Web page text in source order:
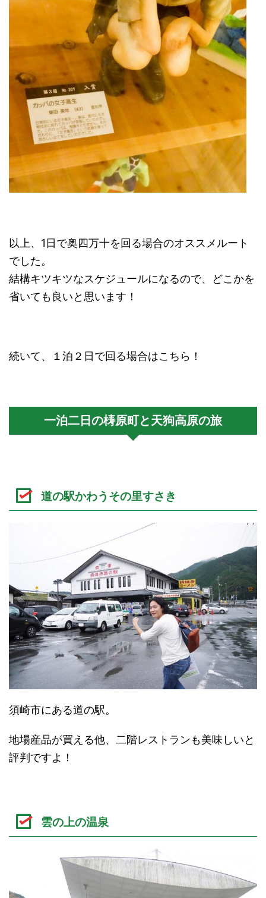
以上、1日で奥四万十を回る場合のオススメルート
でした。
結構キツキツなスケジュールになるので、どこかを
省いても良いと思います！
続いて、１泊２日で回る場合はこちら！
一泊二日の梼原町と天狗高原の旅
道の駅かわうその里すさき
須崎市にある道の駅。
地場産品が買える他、二階レストランも美味しいと
評判ですよ！
雲の上の温泉